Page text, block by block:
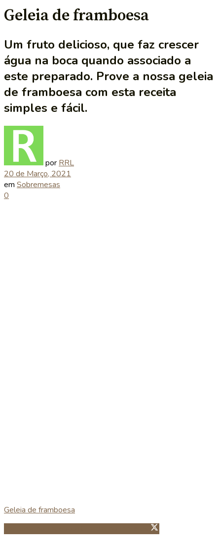
Geleia de framboesa
Um fruto delicioso, que faz crescer
água na boca quando associado a
este preparado. Prove a nossa geleia
de framboesa com esta receita
simples e fácil.
por RRL
20 de Março, 2021
em Sobremesas
0
Geleia de framboesa
Guardar no Pinterest